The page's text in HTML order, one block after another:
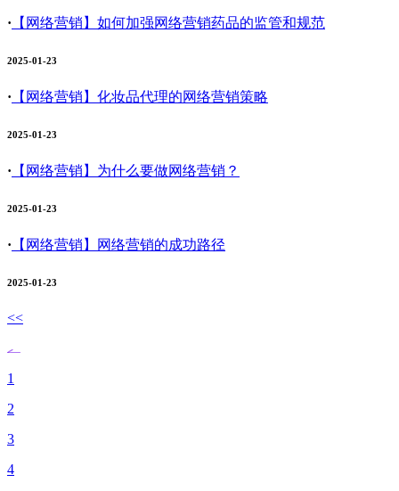
· 【网络营销】 如何加强网络营销药品的监管和规范
2025-01-23
· 【网络营销】 化妆品代理的网络营销策略
2025-01-23
· 【网络营销】 为什么要做网络营销？
2025-01-23
· 【网络营销】 网络营销的成功路径
2025-01-23
<<
1
2
3
4